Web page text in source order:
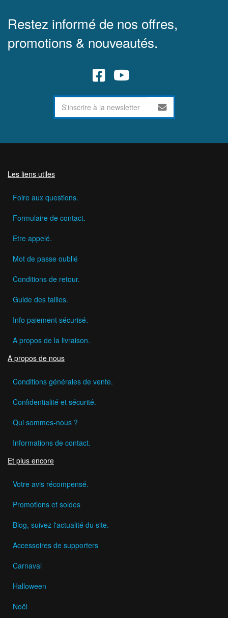
Restez informé de nos offres,
promotions & nouveautés.
Les liens utiles
Foire aux questions.
Formulaire de contact.
Etre appelé.
Mot de passe oublié
Conditions de retour.
Guide des tailles.
Info paiement sécurisé.
A propos de la livraison.
A propos de nous
Conditions générales de vente.
Confidentialité et sécurité.
Qui sommes-nous ?
Informations de contact.
Et plus encore
Votre avis récompensé.
Promotions et soldes
Blog, suivez l'actualité du site.
Accessoires de supporters
Carnaval
Halloween
Noël